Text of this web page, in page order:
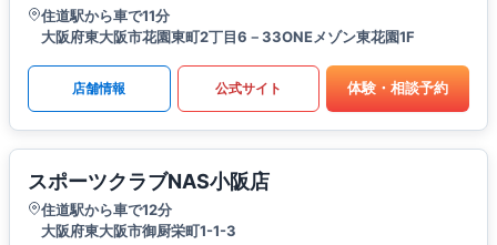
住道駅から車で11分
大阪府東大阪市花園東町2丁目6－33ONEメゾン東花園1F
店舗情報 公式サイト 体験・相談予約
スポーツクラブNAS小阪店
住道駅から車で12分
大阪府東大阪市御厨栄町1-1-3